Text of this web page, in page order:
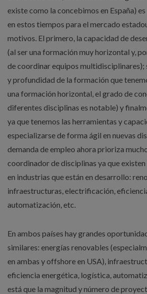
existe como la concebimos en España)
en estos tiempos para el mercado
motivos. El primero, la capacidad de
(al ser una formación muy horizontal y,
de coordinar equipos multidisciplinares);
y profundidad de la formación que
una formación horizontal, el grado de
diferentes disciplinas es notable) y
ya que tenemos las herramientas y
especializarse de forma ágil en nuevas
demanda de empleo ahora prioriza
coordinador de disciplinas ya que
en industrias que están en desarrollo:
infraestructuras, electrificación,
automatización, etc.
En ambos países hay grandes
similares: energías renovables
en ambas y offshore en USA),
eficiencia energética, logística,
está que la magnitud y número de